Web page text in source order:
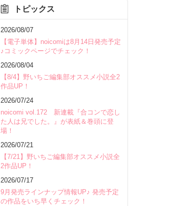
トピックス
2026/08/07
【電子単体】noicomiは8月14日発売予定
♪コミックページでチェック！
2026/08/04
【8/4】野いちご編集部オススメ小説全2
作品UP！
2026/07/24
noicomi vol.172 新連載『合コンで恋し
た人は兄でした。』が表紙＆巻頭に登
場！
2026/07/21
【7/21】野いちご編集部オススメ小説全
2作品UP！
2026/07/17
9月発売ラインナップ情報UP♪ 発売予定
の作品をいち早くチェック！